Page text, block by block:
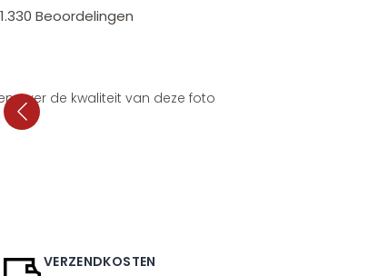
1.330 Beoordelingen
over de kwaliteit van deze foto
VERZENDKOSTEN